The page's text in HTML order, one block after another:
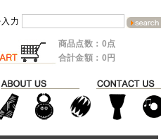
力
商品点数：0点
合計金額：0円